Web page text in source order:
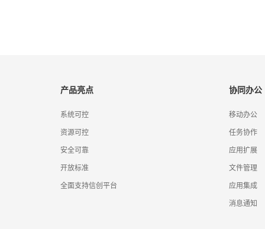
产品亮点
系统可控
资源可控
安全可靠
开放标准
全面支持信创平台
协同办公
移动办公
任务协作
应用扩展
文件管理
应用集成
消息通知